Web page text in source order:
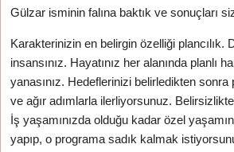
Gülzar isminin falına baktık ve sonuçları
Karakterinizin en belirgin özelliği plancılık.
insansınız. Hayatınız her alanında planlı
yanasınız. Hedeflerinizi belirledikten sonra
ve ağır adımlarla ilerliyorsunuz.
İş yaşamınızda olduğu kadar özel
yapıp, o programa sadık kalmak